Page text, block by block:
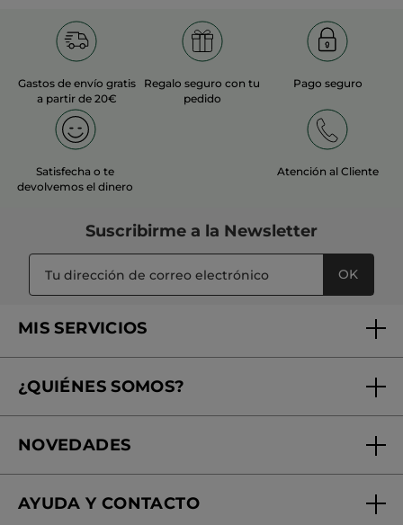
Gastos de envío gratis
a partir de 20€
Regalo seguro con tu
pedido
Pago seguro
Satisfecha o te
devolvemos el dinero
Atención al Cliente
Suscribirme a la Newsletter
OK
MIS SERVICIOS
Tratamientos de Belleza
Mi club Yves Rocher
¿QUIÉNES SOMOS?
¿Quiénes somos?
Nuestros compromisos
NOVEDADES
Rebajas
AYUDA Y CONTACTO